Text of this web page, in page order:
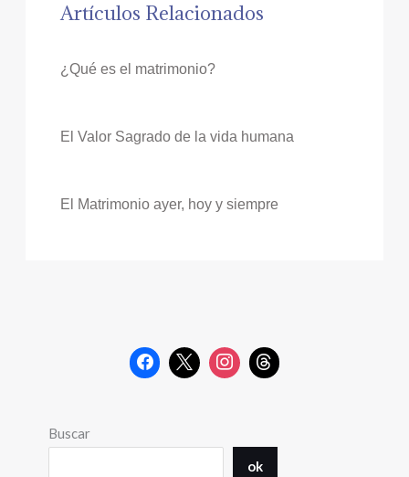
Artículos Relacionados
¿Qué es el matrimonio?
El Valor Sagrado de la vida humana
El Matrimonio ayer, hoy y siempre
Buscar
ok